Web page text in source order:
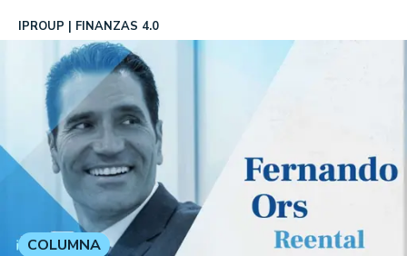
IPROUP FINANZAS 4.0
COLUMNA